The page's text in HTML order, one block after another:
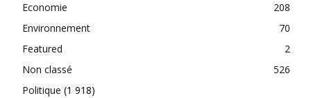
Economie
208
Environnement
70
Featured
2
Non classé
526
Politique (1 918)